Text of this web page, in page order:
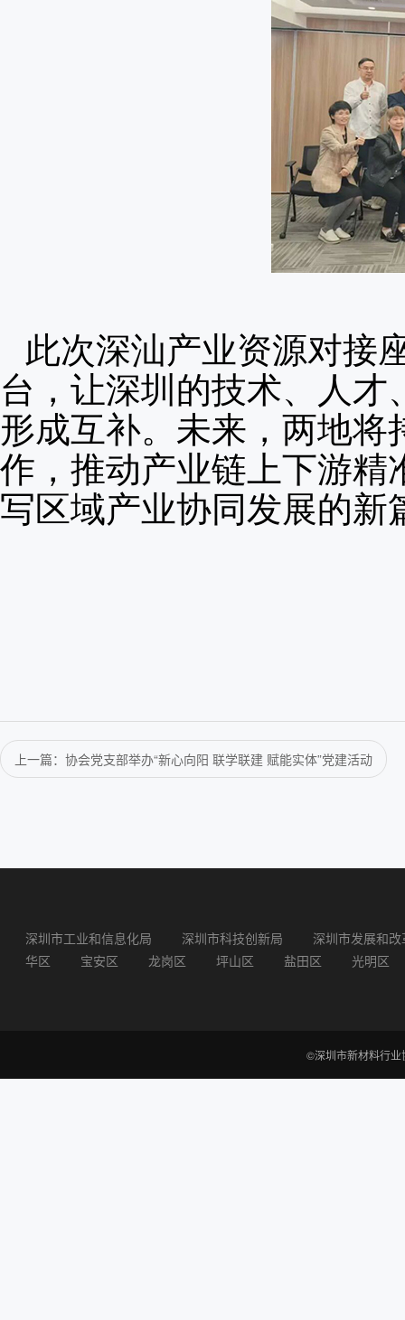
此次深汕产业资源对接
台，让深圳的技术、人
形成互补。未来，两地
作，推动产业链上下游精
写区域产业协同发展的新
上一篇：协会党支部举办“新心向阳 联学联建 赋能实体”党建活动
深圳市工业和信息化局 深圳市科技创新局
深圳市发展和
华区
宝安区 龙岗区 坪山区 盐田区 光明区
©深圳市新材料行